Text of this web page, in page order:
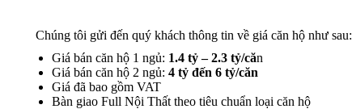
Chúng tôi gửi đến quý khách thông tin về giá căn hộ như sau:
Giá bán căn hộ 1 ngủ: 1.4 tỷ – 2.3 tỷ/căn
Giá bán căn hộ 2 ngủ: 4 tỷ đến 6 tỷ/căn
Giá đã bao gồm VAT
Bàn giao Full Nội Thất theo tiêu chuẩn loại căn hộ